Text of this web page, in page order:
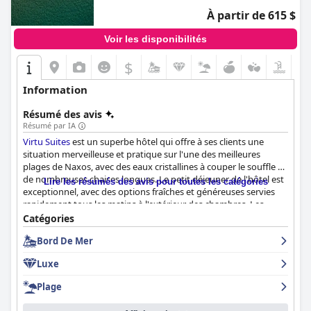
À partir de 615 $
Voir les disponibilités
$
Information
Résumé des avis
Résumé par IA
Virtu Suitesest un superbe hôtel qui offre à ses clients une
situation merveilleuse et pratique sur l'une des meilleures
plages de Naxos, avec des eaux cristallines à couper le souffle et
de nombreuses chaises longues. Le petit déjeuner de l'hôtel est
exceptionnel, avec des options fraîches et généreuses servies
rapidement tous les matins à l'extérieur des chambres. Les
chambres sont spacieuses, décorées avec goût, d'une propreté
irréprochable et bien équipées, avec accès à une superbe piscine
et à un jacuzzi dans certains cas. Le luxe discret, la décoration de
des autres établissements de la région.
se distingue
également par son personnel attentif, amical et serviable, qui
s'efforce de rendre le séjour de ses clients agréable et
mémorable. Le point fort de l'hôtel est son étonnante et
Lire les résumés des avis pour toutes les catégories
Catégories
Bord De Mer
Luxe
Plage